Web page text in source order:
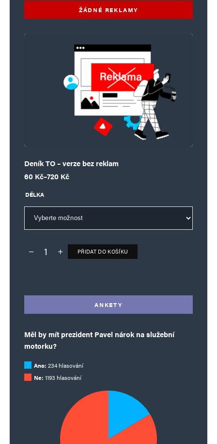
ŽÁDNÉ REKLAMY
Deník TO – verze bez reklam
60 Kč–720 Kč
Rozpětí cen: 60 Kč až 720 Kč
DÉLKA
Deník TO – verze bez reklam množství
PŘIDAT DO KOŠÍKU
ANKETY
Měl by mít prezident Pavel nárok na služební
motorku?
Ano: 234 hlasování
Ne: 1193 hlasování